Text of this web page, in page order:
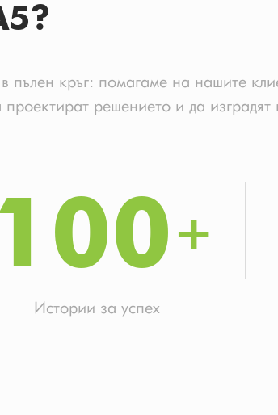
пълен кръг: помагаме на нашите
решението и да
Истории за успех